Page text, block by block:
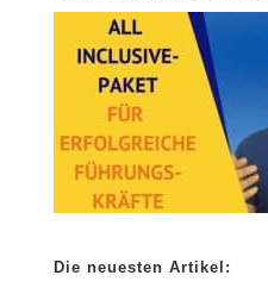
Die neuesten Artikel: